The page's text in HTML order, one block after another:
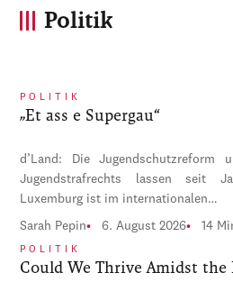
Politik
POLITIK
„Et ass e Supergau“
d’Land: Die Jugendschutzreform
Jugendstrafrechts lassen seit
Luxemburg ist im internationalen…
Sarah Pepin 6. August 2026 14
POLITIK
Could We Thrive Amidst the